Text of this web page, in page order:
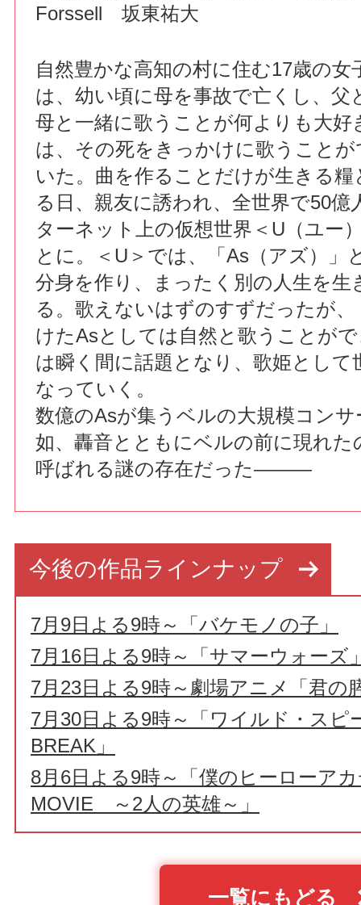
Forssell 坂東祐大
自然豊かな高知の村に住む17歳の女
は、幼い頃に母を事故で亡くし、父
母と一緒に歌うことが何よりも大好
は、その死をきっかけに歌うこと
いた。曲を作ることだけが生きる
る日、親友に誘われ、全世界で50億
ターネット上の仮想世界＜U（ユー
とに。＜U＞では、「As（アズ）」
分身を作り、まったく別の人生を生
る。歌えないはずのすずだったが
けたAsとしては自然と歌うことが
は瞬く間に話題となり、歌姫として
なっていく。
数億のAsが集うベルの大規模コン
如、轟音とともにベルの前に現れた
呼ばれる謎の存在だった———
今後の作品ラインナップ
7月9日よる9時～「バケモノの子」
7月16日よる9時～「サマーウォーズ
7月23日よる9時～劇場アニメ「君の
7月30日よる9時～「ワイルド・ス
BREAK」
8月6日よる9時～「僕のヒーローア
MOVIE ～2人の英雄～」
一覧にもどる